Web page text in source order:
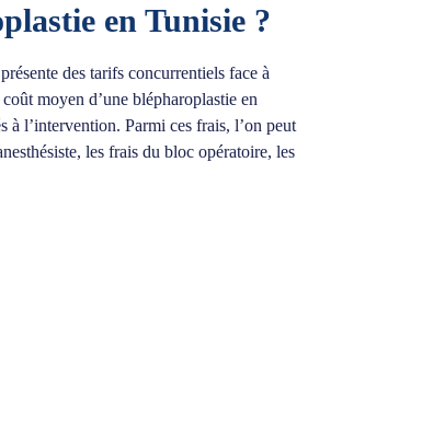
en Tunisie ?
des tarifs concurrentiels face à
moyen d’une blépharoplastie en
à l’intervention. Parmi ces frais, l’on peut
les frais du bloc opératoire, les